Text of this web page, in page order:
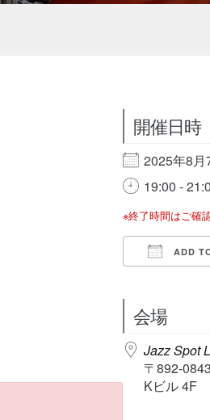
開催日時
2025年8月
19:00 -
※終了時間はご確
ADD
会場
Jazz Spot
〒892-
Kビル 4F